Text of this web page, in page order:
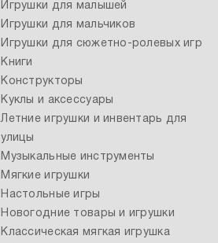
Игрушки для малышей
Игрушки для мальчиков
Игрушки для сюжетно-ролевых игр
Книги
Конструкторы
Куклы и аксессуары
Летние игрушки и инвентарь для
улицы
Музыкальные инструменты
Мягкие игрушки
Настольные игры
Новогодние товары и игрушки
Классическая мягкая игрушка